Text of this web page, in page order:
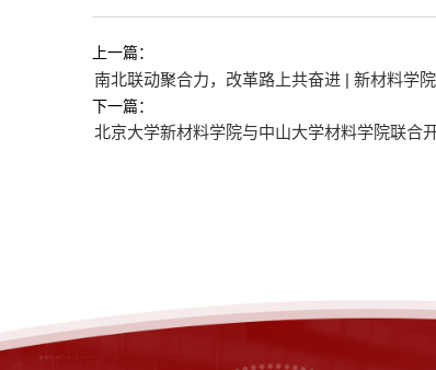
上一篇：
南北联动聚合力，改革路上共奋进 | 新材料学
下一篇：
北京大学新材料学院与中山大学材料学院联合